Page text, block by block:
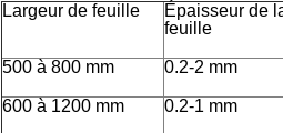
Largeur de feuille
Épaisseur de
feuille
500 à 800 mm 0.2-2 mm
600 à 1200 mm 0.2-1 mm